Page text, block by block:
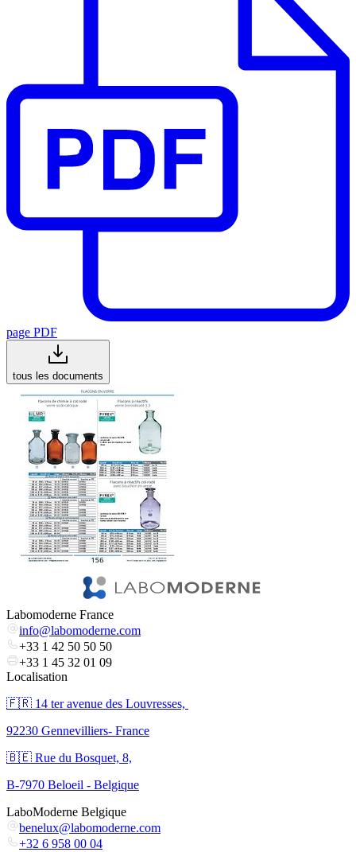
page PDF
tous les documents
Labomoderne France
info@labomoderne.com
+33 1 42 50 50 50
+33 1 45 32 01 09
Localisation
🇫🇷 ​14 ter avenue des Louvresses,
92230 Gennevilliers- France
🇧🇪 Rue du Bosquet, 8,
B-7970 Beloeil - Belgique
LaboModerne Belgique
benelux@labomoderne.com
+32 6 958 00 04